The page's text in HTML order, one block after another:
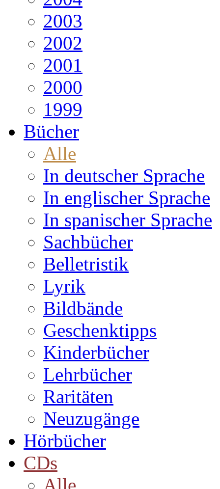
2003
2002
2001
2000
1999
Bücher
Alle
In deutscher Sprache
In englischer Sprache
In spanischer Sprache
Sachbücher
Belletristik
Lyrik
Bildbände
Geschenktipps
Kinderbücher
Lehrbücher
Raritäten
Neuzugänge
Hörbücher
CDs